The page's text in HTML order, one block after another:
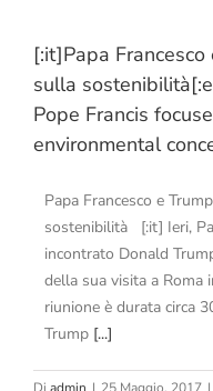
[:it]Papa Francesco
sulla
Pope Francis
environmental
Papa Francesco e
sostenibilità [:it] Ieri,
incontrato Donald
della sua visita a Roma
riunione è durata circa
Trump [...]